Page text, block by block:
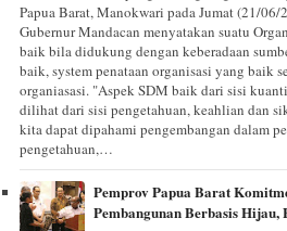
Papua Barat, Manokwari pada Jumat (21/06/
Gubernur Mandacan menyatakan suatu
baik bila didukung dengan keberadaan
baik, system penataan organisasi yang baik
organiasasi. "Aspek SDM baik dari sisi
dilihat dari sisi pengetahuan, keahlian dan
kita dapat dipahami pengembangan dalam
pengetahuan,…
Pemprov Papua Barat
Pembangunan Berbasis